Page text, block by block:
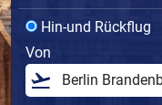
Hin-und Rückflug
Von